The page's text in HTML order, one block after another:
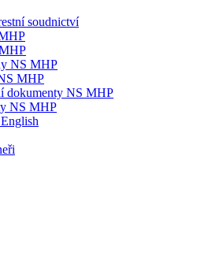
soudnictví
NS MHP
MHP
dokumenty NS MHP
NS MHP